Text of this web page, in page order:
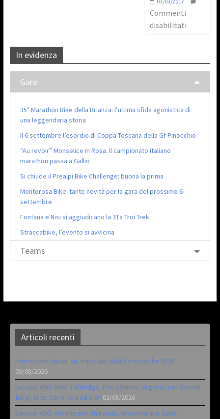
Commenti
disabilitati
In evidenza
Gare
35ª Marathon Bike della Brianza: l’ultima sfida agonistica di
una leggendaria storia
Il 6 settembre l’esordio di Coppa Toscana della Gf Pinocchio
“Au revoir” Monselice in Rosa. Il campionato italiano
marathon passa a Gallio
Si chiude il Prealpi Bike Challenge: buona la prima
Monterosa Bike: tante novità per la gara del prossimo 6
settembre
Fontana e Nisi si aggiudicano la 31a Troi Trek
Straccabike, l’evento si avvicina
Teams
Articoli recenti
Procedono i lavori sul tracciato della Straccabike 2026
03/08/2026
Europei XCO: titoli a Aldridge, Frei e Hutter. Argento per Zanotti
tra gli Elite. Corvi fora ed è 4^ 02/08/2026
Europei XCO: vittorie per Ghibaudo, Grossmann e Gallis.